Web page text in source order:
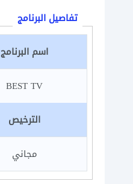
تفاصيل البرنامج
اسم البرنامج
BEST TV
الترخيص
مجاني